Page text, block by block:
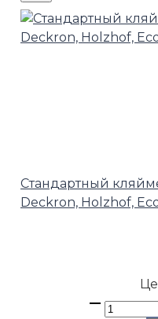
Стандартный
Deckron, Holzhof,